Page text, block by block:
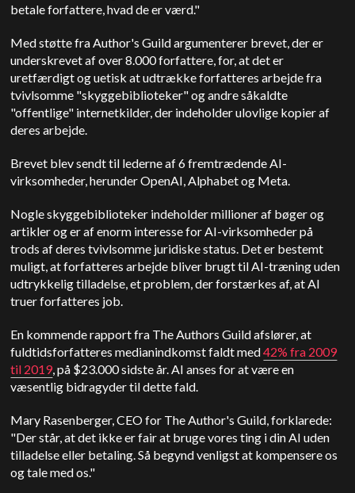
betale forfattere, hvad de er værd."
Med støtte fra Author's Guild argumenterer brevet, der er
underskrevet af over 8.000 forfattere, for, at det er
uretfærdigt og uetisk at udtrække forfatteres arbejde fra
tvivlsomme "skyggebiblioteker" og andre såkaldte
"offentlige" internetkilder, der indeholder ulovlige kopier af
deres arbejde.
Brevet blev sendt til lederne af 6 fremtrædende AI-
virksomheder, herunder OpenAI, Alphabet og Meta.
Nogle skyggebiblioteker indeholder millioner af bøger og
artikler og er af enorm interesse for AI-virksomheder på
trods af deres tvivlsomme juridiske status. Det er bestemt
muligt, at forfatteres arbejde bliver brugt til AI-træning uden
udtrykkelig tilladelse, et problem, der forstærkes af, at AI
truer forfatteres job.
En kommende rapport fra The Authors Guild afslører, at
fuldtidsforfatteres medianindkomst faldt med42% fra 2009
til 2019, på $23.000 sidste år. AI anses for at være en
væsentlig bidragyder til dette fald.
Mary Rasenberger, CEO for The Author's Guild, forklarede:
"Der står, at det ikke er fair at bruge vores ting i din AI uden
tilladelse eller betaling. Så begynd venligst at kompensere os
og tale med os."